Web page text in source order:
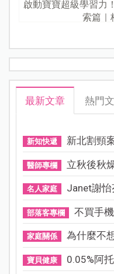
啟動寶寶超級學習力
索篇｜
最新文章 熱門
新知快遞 新北割頸
醫師專欄 立秋後秋
名人家庭 Janet謝怡
部落客專欄 不買手
家庭關係 為什麼不
寶貝健康 0.05%阿